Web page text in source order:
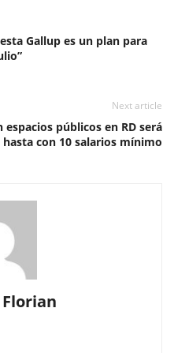
Gallup es un plan para
Next article
públicos en RD será
con 10 salarios mínimo